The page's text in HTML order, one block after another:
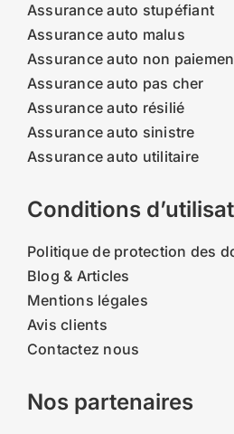
Assurance auto stupéfiant
Assurance auto malus
Assurance auto non
Assurance auto pas cher
Assurance auto résilié
Assurance auto sinistre
Assurance auto utilitaire
Conditions
Politique de protection des
Blog & Articles
Mentions légales
Avis clients
Contactez nous
Nos partenaires